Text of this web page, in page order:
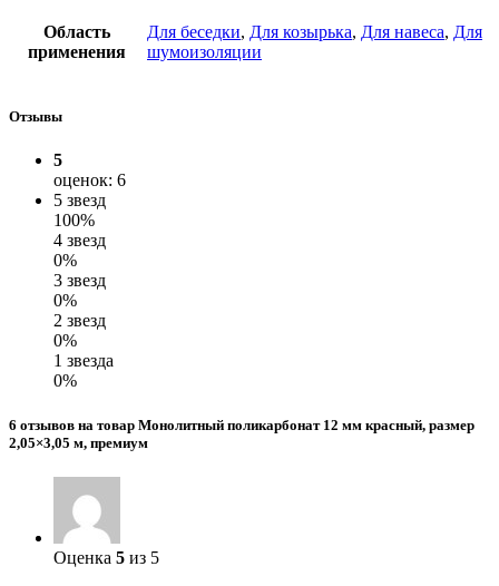
Область
применения
Для беседки, Для козырька, Для навеса, Для
шумоизоляции
Отзывы
5
оценок: 6
5 звезд
100%
4 звезд
0%
3 звезд
0%
2 звезд
0%
1 звезда
0%
6 отзывов на товар Монолитный поликарбонат 12 мм красный, размер
2,05×3,05 м, премиум
Оценка 5 из 5